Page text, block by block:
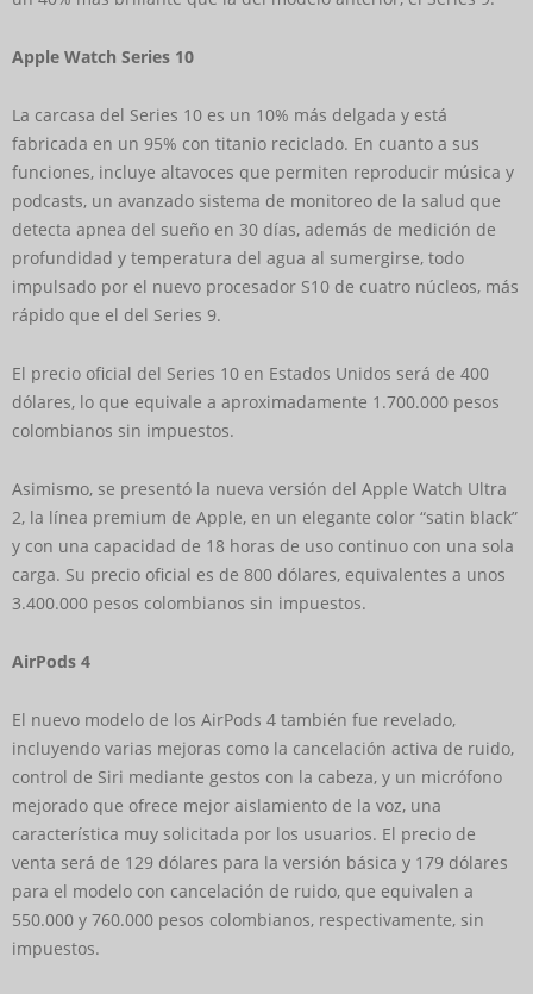
Apple Watch Series 10
La carcasa del Series 10 es un 10% más delgada y está
fabricada en un 95% con titanio reciclado. En cuanto a sus
funciones, incluye altavoces que permiten reproducir música y
podcasts, un avanzado sistema de monitoreo de la salud que
detecta apnea del sueño en 30 días, además de medición de
profundidad y temperatura del agua al sumergirse, todo
impulsado por el nuevo procesador S10 de cuatro núcleos, más
rápido que el del Series 9.
El precio oficial del Series 10 en Estados Unidos será de 400
dólares, lo que equivale a aproximadamente 1.700.000 pesos
colombianos sin impuestos.
Asimismo, se presentó la nueva versión del Apple Watch Ultra
2, la línea premium de Apple, en un elegante color “satin black”
y con una capacidad de 18 horas de uso continuo con una sola
carga. Su precio oficial es de 800 dólares, equivalentes a unos
3.400.000 pesos colombianos sin impuestos.
AirPods 4
El nuevo modelo de los AirPods 4 también fue revelado,
incluyendo varias mejoras como la cancelación activa de ruido,
control de Siri mediante gestos con la cabeza, y un micrófono
mejorado que ofrece mejor aislamiento de la voz, una
característica muy solicitada por los usuarios. El precio de
venta será de 129 dólares para la versión básica y 179 dólares
para el modelo con cancelación de ruido, que equivalen a
550.000 y 760.000 pesos colombianos, respectivamente, sin
impuestos.